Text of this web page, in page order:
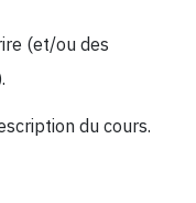
(et/ou des
du cours.